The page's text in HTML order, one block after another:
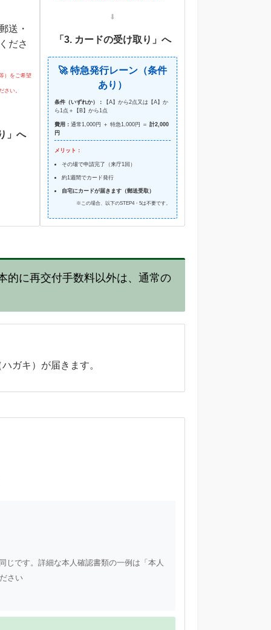
送・
ださ
）をご希望
さい。
」へ
⬇
「3. カードの受け取り」へ
🚀 特急発行レーン（条件
あり）
条件（いずれか）：
【A】から2点又は【A】か
ら1点＋【B】から1点
費用： 通常1,000円 ＋ 特急1,000円 ＝ 計2,000
円
メリット：
その場で申請完了（来庁1回）
約1週間でカード発行
自宅にカードが届きます（郵送受取）
※この場合、以下のSTEP4・5は不要です。
的に再交付手数料以外は、通常の
ガキ）が届きます。
です。詳細な本人確認書類の一例は「本人
さい